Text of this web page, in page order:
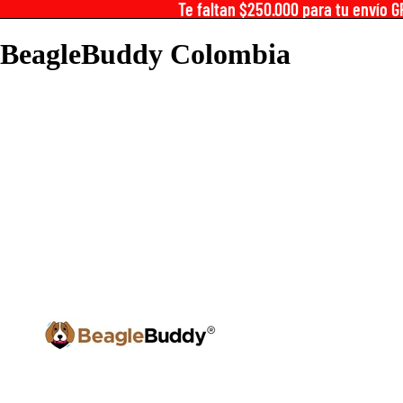
Te faltan $250.000 para tu envío
BeagleBuddy Colombia